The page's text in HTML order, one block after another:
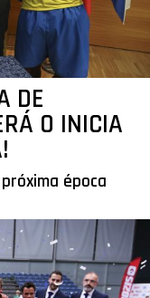
DE
O INICIA
época